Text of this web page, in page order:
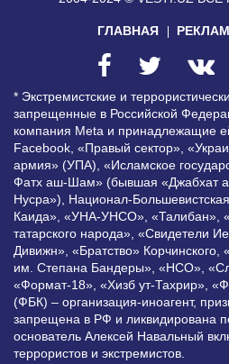
ГЛАВНАЯ
* Экстремистские и
запрещенные в Российской
компания Meta и принадлежащие
Facebook, «Правый сектор»,
армия» (УПА), «Исламское
Фатх аш-Шам» (бывшая «Джабхат
Нусра»), Национал-
Каида», «УНА-УНСО», «Талибан»,
татарского народа», «Свидетели
Дивижн», «Братство» Корчинского,
им. Степана Бандеры», «НСО»,
«Формат-18», «Хизб ут-Тахрир»,
(ФБК) – организация-иноагент,
запрещена в РФ и ликвидирована
основатель Алексей Навальный
террористов и экстремистов.